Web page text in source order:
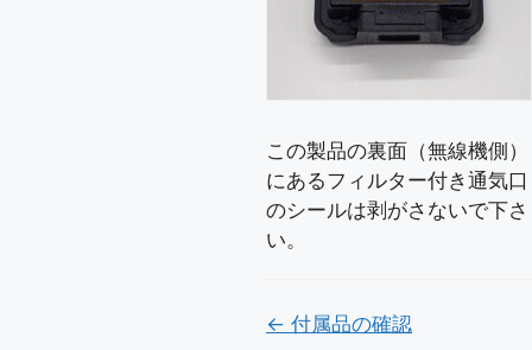
この製品の裏面（無線機側）
にあるフィルター付き通気口
のシールは剥がさないで下さ
い。
Doc
← 付属品の確認